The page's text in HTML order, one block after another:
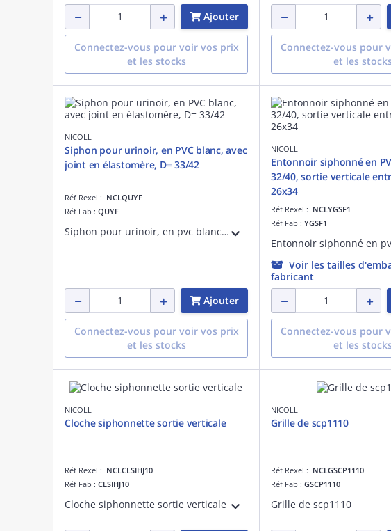
Ajouter
Connectez-vous pour voir vos prix
et les stocks
Connectez-vous pour
et les stocks
NICOLL
Siphon pour urinoir, en PVC blanc, avec
joint en élastomère, D= 33/42
Réf Rexel : NCLQUYF
Réf Fab : QUYF
Siphon pour urinoir, en pvc blanc, avec joint en élastomère, d= 33/42 mm, d= dm mini 45 mm, d= dm maxi 60 mm, performance hydraulique qui facilite l'écoulement, pour toutes les configurations de chantier (rénovation ou neuf)
Ajouter
Connectez-vous pour voir vos prix
et les stocks
NICOLL
Entonnoir siphonné en
32/40, sortie verticale
26x34
Réf Rexel : NCLYGSF1
Réf Fab : YGSF1
Voir les tailles
fabricant
Connectez-vous pour
et les stocks
NICOLL
Cloche siphonnette sortie verticale
Réf Rexel : NCLCLSIHJ10
Réf Fab : CLSIHJ10
Cloche siphonnette sortie verticale
NICOLL
Grille de scp1110
Réf Rexel : NCLGSCP1110
Réf Fab : GSCP1110
Grille de scp1110